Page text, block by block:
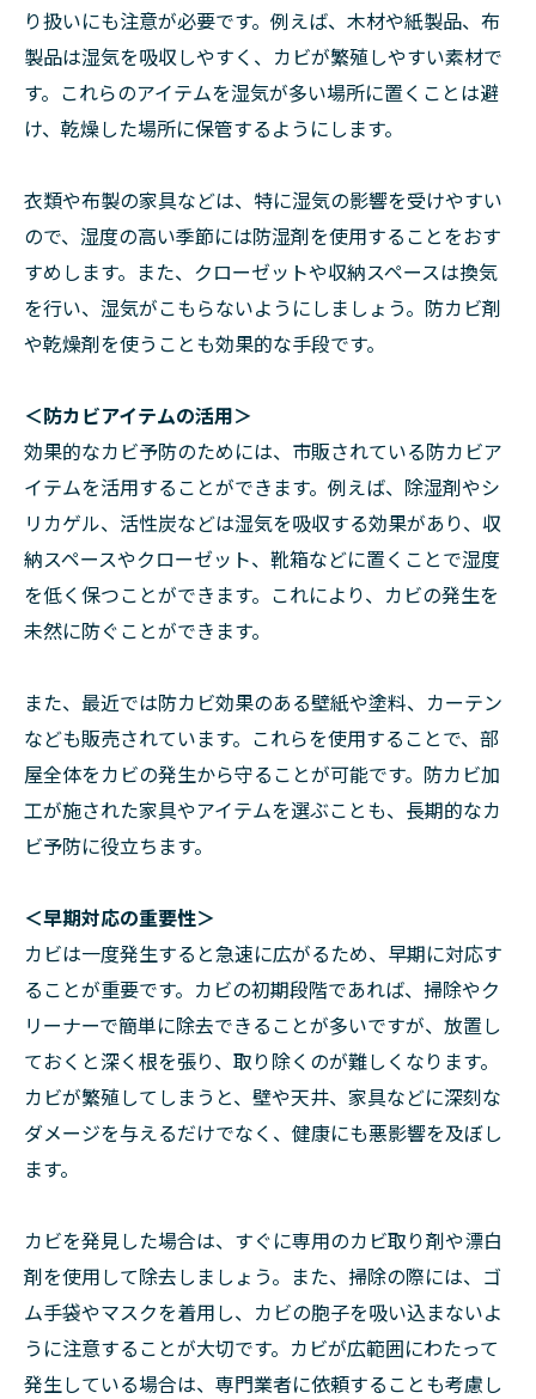
り扱いにも注意が必要です。例えば、木材や紙製品、布
製品は湿気を吸収しやすく、カビが繁殖しやすい素材で
す。これらのアイテムを湿気が多い場所に置くことは避
け、乾燥した場所に保管するようにします。
衣類や布製の家具などは、特に湿気の影響を受けやすい
ので、湿度の高い季節には防湿剤を使用することをおす
すめします。また、クローゼットや収納スペースは換気
を行い、湿気がこもらないようにしましょう。防カビ剤
や乾燥剤を使うことも効果的な手段です。
＜防カビアイテムの活用＞
効果的なカビ予防のためには、市販されている防カビア
イテムを活用することができます。例えば、除湿剤やシ
リカゲル、活性炭などは湿気を吸収する効果があり、収
納スペースやクローゼット、靴箱などに置くことで湿度
を低く保つことができます。これにより、カビの発生を
未然に防ぐことができます。
また、最近では防カビ効果のある壁紙や塗料、カーテン
なども販売されています。これらを使用することで、部
屋全体をカビの発生から守ることが可能です。防カビ加
工が施された家具やアイテムを選ぶことも、長期的なカ
ビ予防に役立ちます。
＜早期対応の重要性＞
カビは一度発生すると急速に広がるため、早期に対応す
ることが重要です。カビの初期段階であれば、掃除やク
リーナーで簡単に除去できることが多いですが、放置し
ておくと深く根を張り、取り除くのが難しくなります。
カビが繁殖してしまうと、壁や天井、家具などに深刻な
ダメージを与えるだけでなく、健康にも悪影響を及ぼし
ます。
カビを発見した場合は、すぐに専用のカビ取り剤や漂白
剤を使用して除去しましょう。また、掃除の際には、ゴ
ム手袋やマスクを着用し、カビの胞子を吸い込まないよ
うに注意することが大切です。カビが広範囲にわたって
発生している場合は、専門業者に依頼することも考慮し